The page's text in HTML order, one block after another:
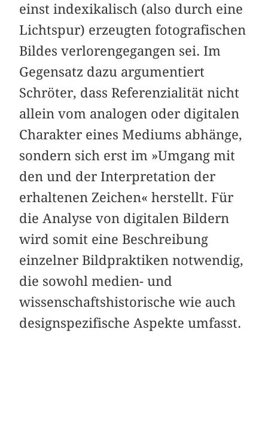
einst indexikalisch (also durch eine
Lichtspur) erzeugten fotografischen
Bildes verlorengegangen sei. Im
Gegensatz dazu argumentiert
Schröter, dass Referenzialität nicht
allein vom analogen oder digitalen
Charakter eines Mediums abhänge,
sondern sich erst im »Umgang mit
den und der Interpretation der
erhaltenen Zeichen« herstellt. Für
die Analyse von digitalen Bildern
wird somit eine Beschreibung
einzelner Bildpraktiken notwendig,
die sowohl medien- und
wissenschaftshistorische wie auch
designspezifische Aspekte umfasst.